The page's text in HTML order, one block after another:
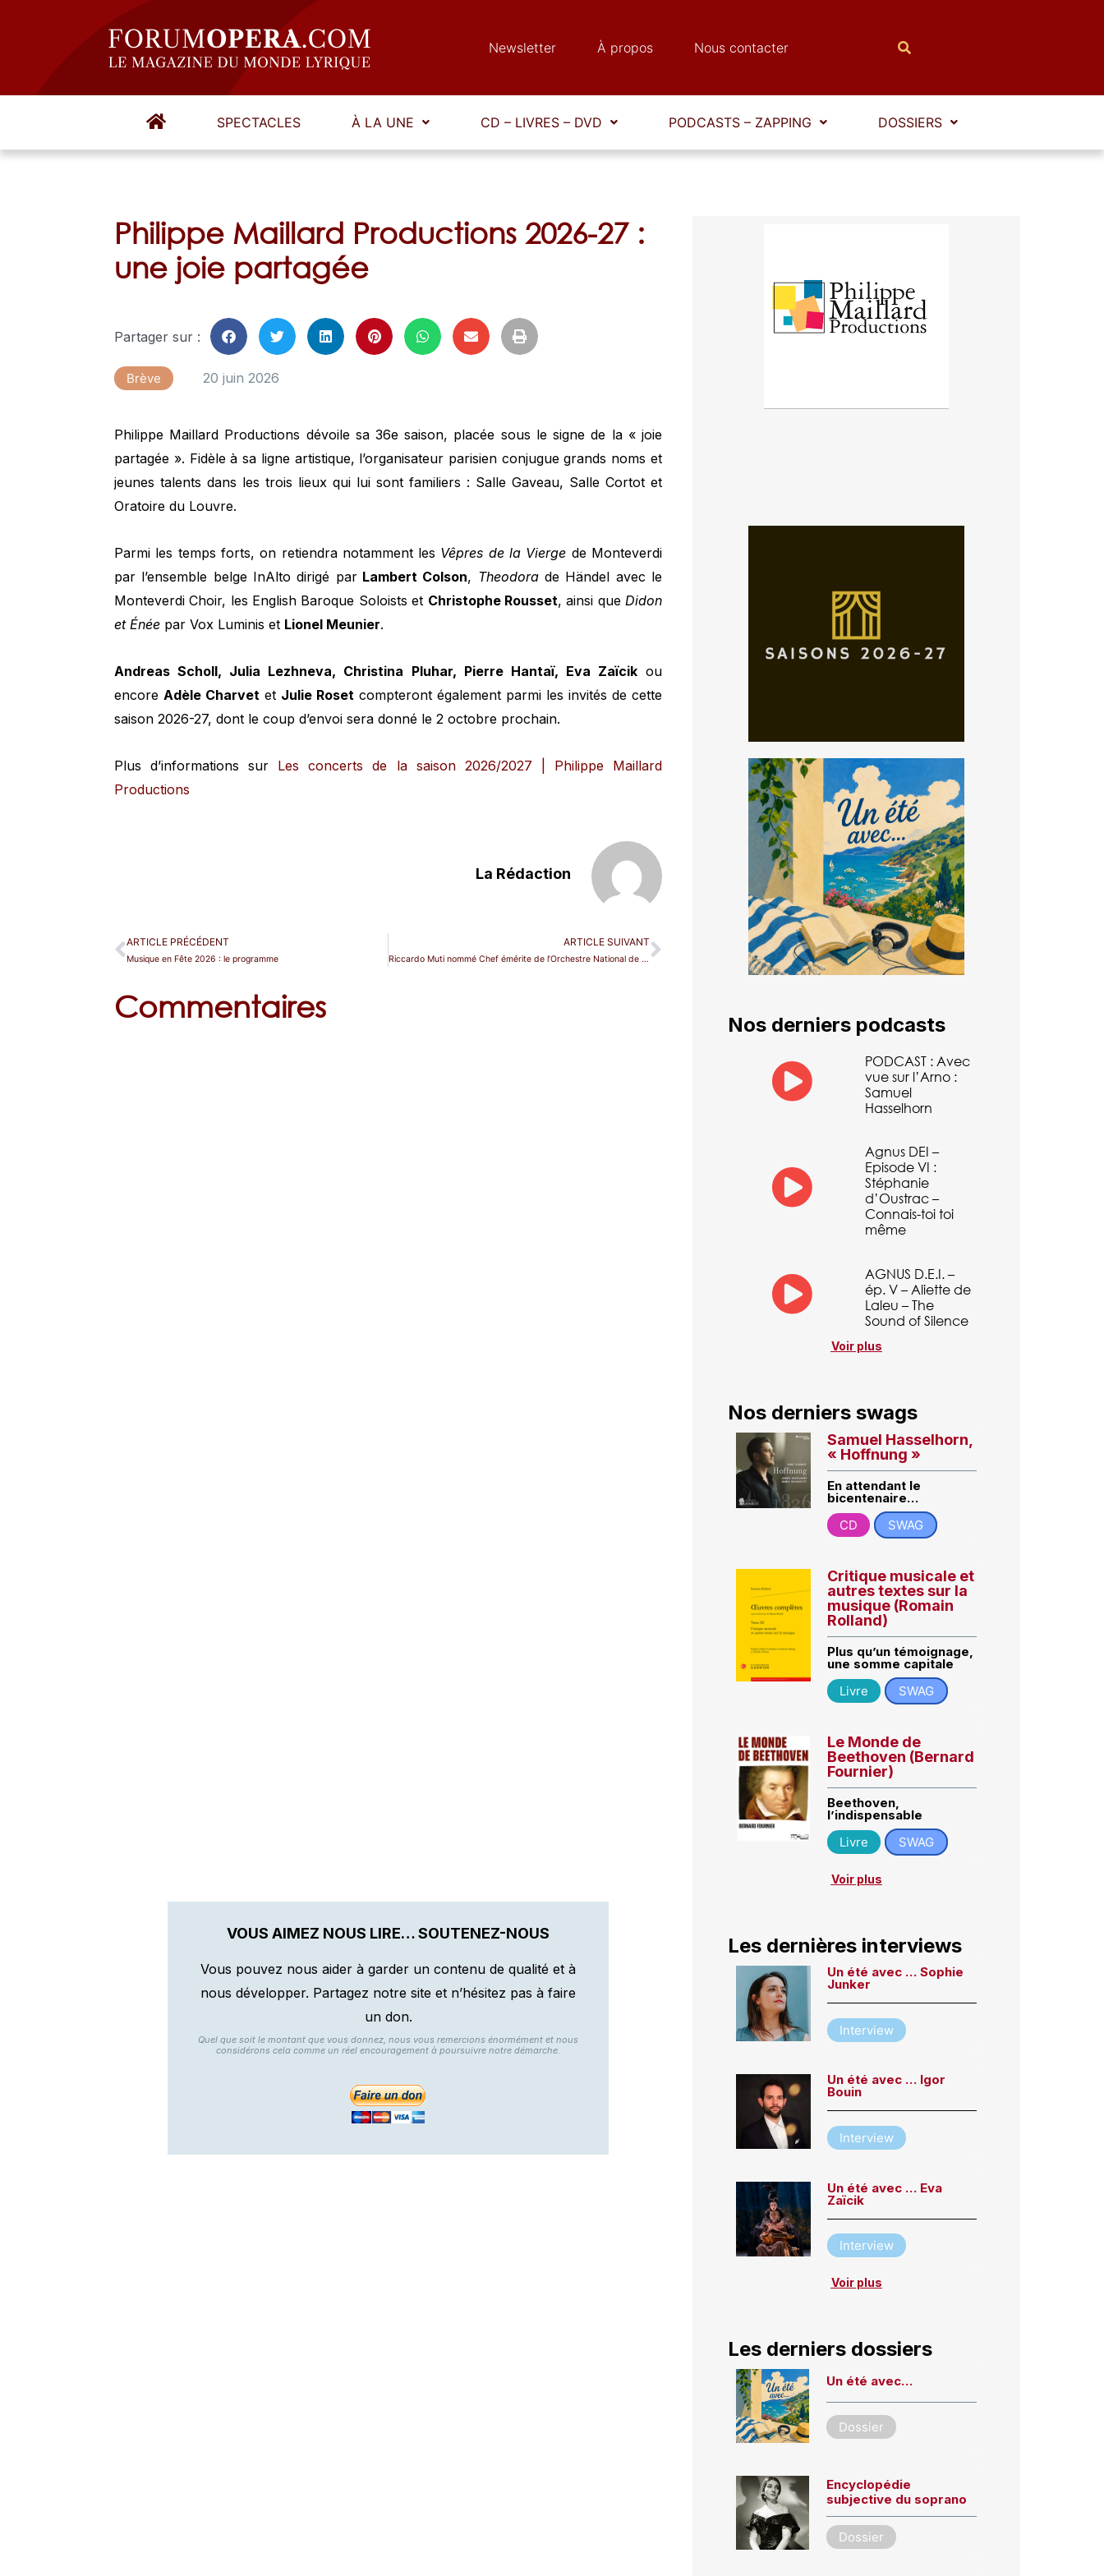
Newsletter À propos Nous contacter
SPECTACLES À LA UNE CD – LIVRES – DVD PODCASTS – ZAPPING DOSSIERS
Philippe Maillard Productions 2026-27 :
une joie partagée
Partager sur :
Brève 20 juin 2026
Philippe Maillard Productions dévoile sa 36e saison, placée sous le signe de la « joie
partagée ». Fidèle à sa ligne artistique, l’organisateur parisien conjugue grands noms et
jeunes talents dans les trois lieux qui lui sont familiers : Salle Gaveau, Salle Cortot et
Oratoire du Louvre.
Parmi les temps forts, on retiendra notamment les Vêpres de la Vierge de Monteverdi
par l’ensemble belge InAlto dirigé parLambert Colson, Theodorade Händel avec le
Monteverdi Choir, les English Baroque Soloists et Christophe Rousset, ainsi que Didon
et Énée par Vox Luminis et Lionel Meunier.
Andreas Scholl, Julia Lezhneva, Christina Pluhar, Pierre Hantaï, Eva Zaïcikou
encore Adèle Charvet et Julie Roset compteront également parmi les invités de cette
saison 2026-27, dont le coup d’envoi sera donné le 2 octobre prochain.
Plus d’informations sur Les concerts de la saison 2026/2027 | Philippe Maillard
Productions
La Rédaction
ARTICLE PRÉCÉDENT
Musique en Fête 2026 : le programme
ARTICLE SUIVANT
Riccardo Muti nommé Chef émérite de l’Orchestre National de France
Commentaires
VOUS AIMEZ NOUS LIRE… SOUTENEZ-NOUS
Vous pouvez nous aider à garder un contenu de qualité et à
nous développer. Partagez notre site et n’hésitez pas à faire
un don.
Quel que soit le montant que vous donnez, nous vous remercions énormément et nous
considérons cela comme un réel encouragement à poursuivre notre démarche.
Nos derniers podcasts
PODCAST : Avec
vue sur l’Arno :
Samuel
Hasselhorn
Agnus DEI –
Episode VI :
Stéphanie
d’Oustrac –
Connais-toi toi
même
AGNUS D.E.I. –
ép. V – Aliette de
Laleu – The
Sound of Silence
Voir plus
Nos derniers swags
Samuel Hasselhorn,
« Hoffnung »
En attendant le
bicentenaire…
CD
SWAG
Critique musicale et
autres textes sur la
musique (Romain
Rolland)
Plus qu’un témoignage,
une somme capitale
Livre
SWAG
Le Monde de
Beethoven (Bernard
Fournier)
Beethoven,
l’indispensable
Livre
SWAG
Voir plus
Les dernières interviews
Un été avec … Sophie
Junker
Interview
Un été avec … Igor
Bouin
Interview
Un été avec … Eva
Zaïcik
Interview
Voir plus
Les derniers dossiers
Un été avec…
Dossier
Encyclopédie
subjective du soprano
Dossier